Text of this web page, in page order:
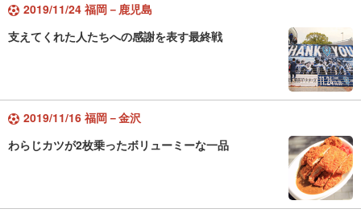
2019/11/24 福岡－鹿児島
支えてくれた人たちへの感謝を表す最終戦
2019/11/16 福岡－金沢
わらじカツが2枚乗ったボリューミーな一品